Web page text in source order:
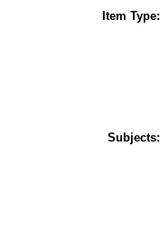
Item Type:
Subjects: